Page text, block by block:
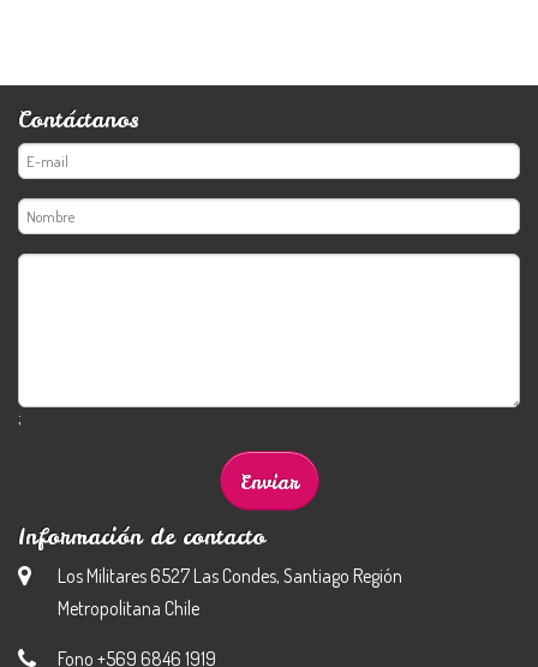
Contáctanos
;
Información de contacto
Los Militares 6527 Las Condes, Santiago Región
Metropolitana Chile
Fono +569 6846 1919